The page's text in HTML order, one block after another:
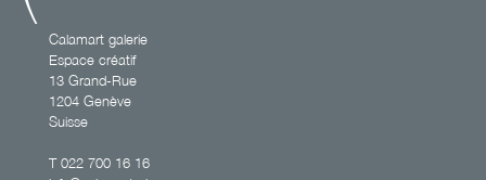
Calamart galerie
Espace créatif
13 Grand-Rue
1204 Genève
Suisse
T 022 700 16 16